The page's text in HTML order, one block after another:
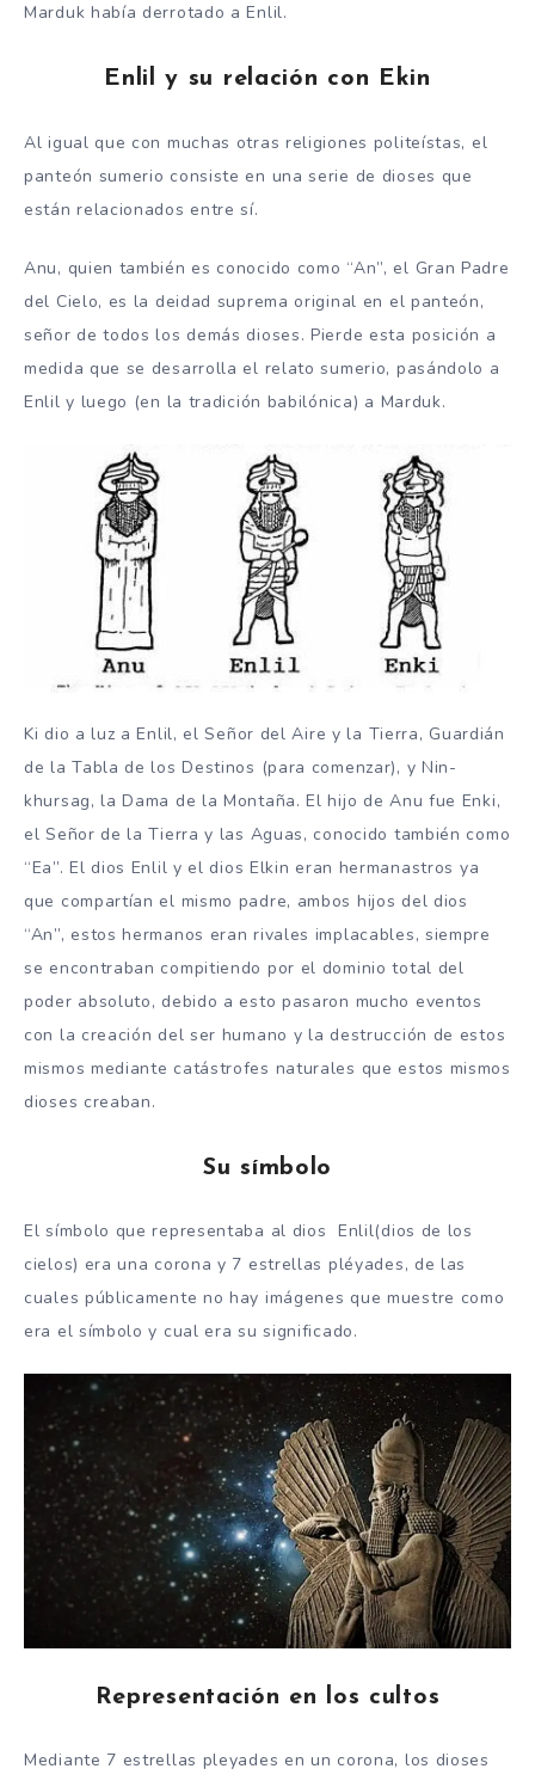
Marduk había derrotado a Enlil.
Enlil y su relación con Ekin
Al igual que con muchas otras religiones politeístas, el
panteón sumerio consiste en una serie de dioses que
están relacionados entre sí.
Anu, quien también es conocido como “An”, el Gran Padre
del Cielo, es la deidad suprema original en el panteón,
señor de todos los demás dioses. Pierde esta posición a
medida que se desarrolla el relato sumerio, pasándolo a
Enlil y luego (en la tradición babilónica) a Marduk.
Ki dio a luz a Enlil, el Señor del Aire y la Tierra, Guardián
de la Tabla de los Destinos (para comenzar), y Nin-
khursag, la Dama de la Montaña. El hijo de Anu fue Enki,
el Señor de la Tierra y las Aguas, conocido también como
“Ea”. El dios Enlil y el dios Elkin eran hermanastros ya
que compartían el mismo padre, ambos hijos del dios
“An”, estos hermanos eran rivales implacables, siempre
se encontraban compitiendo por el dominio total del
poder absoluto, debido a esto pasaron mucho eventos
con la creación del ser humano y la destrucción de estos
mismos mediante catástrofes naturales que estos mismos
dioses creaban.
Su símbolo
El símbolo que representaba al dios Enlil(dios de los
cielos) era una corona y 7 estrellas pléyades, de las
cuales públicamente no hay imágenes que muestre como
era el símbolo y cual era su significado.
Representación en los cultos
Mediante 7 estrellas pleyades en un corona, los dioses